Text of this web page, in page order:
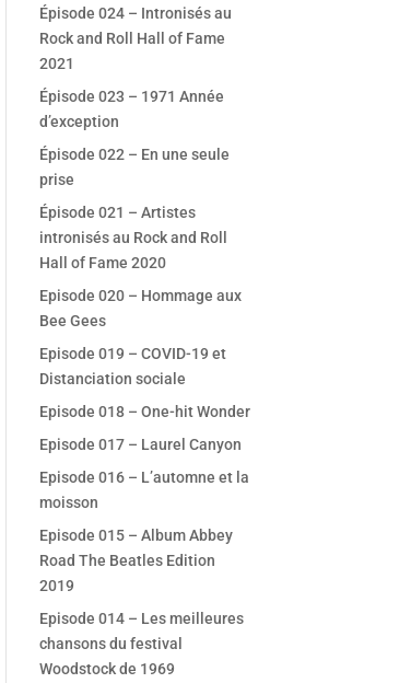
Épisode 024 – Intronisés au
Rock and Roll Hall of Fame
2021
Épisode 023 – 1971 Année
d’exception
Épisode 022 – En une seule
prise
Épisode 021 – Artistes
intronisés au Rock and Roll
Hall of Fame 2020
Episode 020 – Hommage aux
Bee Gees
Episode 019 – COVID-19 et
Distanciation sociale
Episode 018 – One-hit Wonder
Episode 017 – Laurel Canyon
Episode 016 – L’automne et la
moisson
Episode 015 – Album Abbey
Road The Beatles Edition
2019
Episode 014 – Les meilleures
chansons du festival
Woodstock de 1969